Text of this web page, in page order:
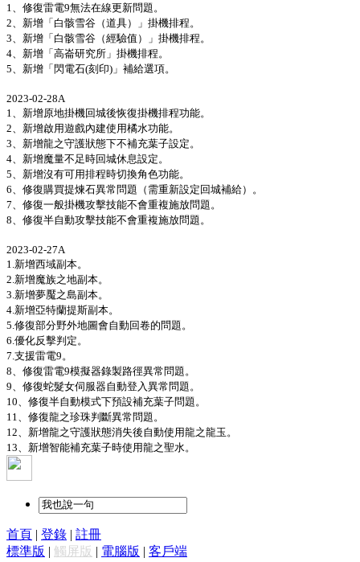
1、修復雷電9無法在線更新問題。
2、新增「白骸雪谷（道具）」掛機排程。
3、新增「白骸雪谷（經驗值）」掛機排程。
4、新增「高崙研究所」掛機排程。
5、新增「閃電石(刻印)」補給選項。
2023-02-28A
1、新增原地掛機回城後恢復掛機排程功能。
2、新增啟用遊戲內建使用橘水功能。
3、新增龍之守護狀態下不補充葉子設定。
4、新增魔量不足時回城休息設定。
5、新增沒有可用排程時切換角色功能。
6、修復購買提煉石異常問題（需重新設定回城補給）。
7、修復一般掛機攻擊技能不會重複施放問題。
8、修復半自動攻擊技能不會重複施放問題。
2023-02-27A
1.新增西域副本。
2.新增魔族之地副本。
3.新增夢魘之島副本。
4.新增亞特蘭提斯副本。
5.修復部分野外地圖會自動回卷的問題。
6.優化反擊判定。
7.支援雷電9。
8、修復雷電9模擬器錄製路徑異常問題。
9、修復蛇髮女伺服器自動登入異常問題。
10、修復半自動模式下預設補充葉子問題。
11、修復龍之珍珠判斷異常問題。
12、新增龍之守護狀態消失後自動使用龍之龍玉。
13、新增智能補充葉子時使用龍之聖水。
首頁 | 登錄 | 註冊
標準版 | 觸屏版 | 電腦版 | 客戶端